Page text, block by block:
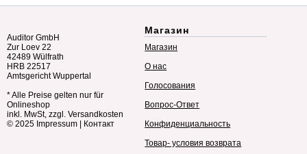
Auditor GmbH
Zur Loev 22
42489 Wülfrath
HRB 22517
Amtsgericht Wuppertal
* Alle Preise gelten nur für
Onlineshop
inkl. MwSt, zzgl. Versandkosten
© 2025 Impressum Контакт
Магазин
Магазин
О нас
Голосования
Вопрос-Ответ
Конфиденциальность
Товар- условия возврата